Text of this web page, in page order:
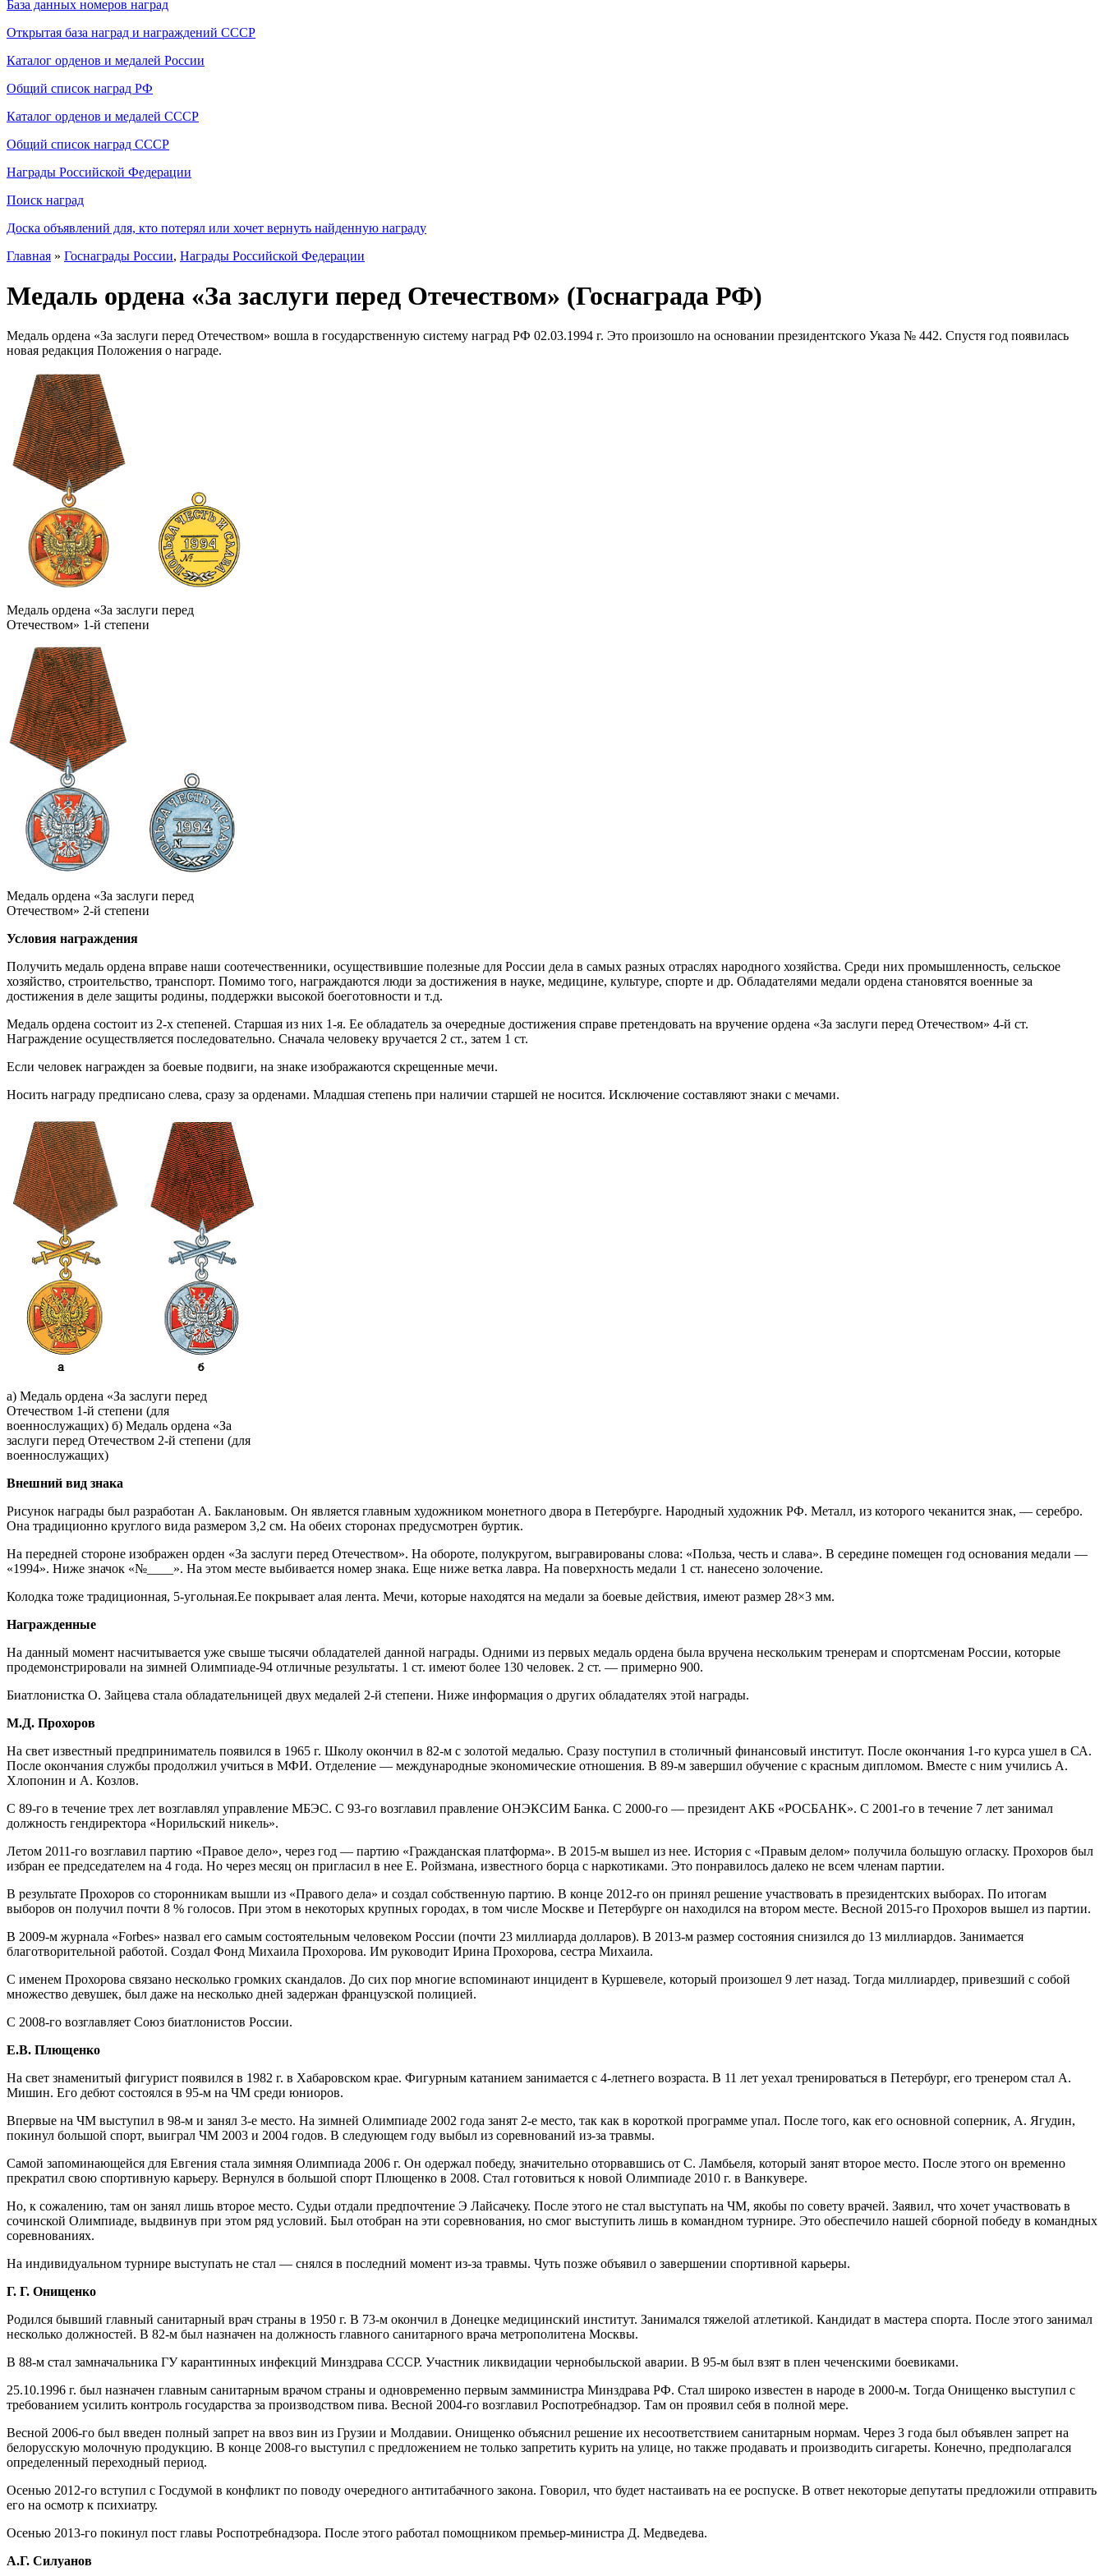
База данных номеров наград
Открытая база наград и награждений СССР
Каталог орденов и медалей России
Общий список наград РФ
Каталог орденов и медалей СССР
Общий список наград СССР
Награды Российской Федерации
Поиск наград
Доска объявлений для, кто потерял или хочет вернуть найденную награду
Главная » Госнаграды России, Награды Российской Федерации
Медаль ордена «За заслуги перед Отечеством» (Госнаграда РФ)
Медаль ордена «За заслуги перед Отечеством» вошла в государственную систему наград РФ 02.03.1994 г. Это произошло на основании президентского Указа № 442. Спустя год появилась
новая редакция Положения о награде.
Медаль ордена «За заслуги перед
Отечеством» 1-й степени
Медаль ордена «За заслуги перед
Отечеством» 2-й степени
Условия награждения
Получить медаль ордена вправе наши соотечественники, осуществившие полезные для России дела в самых разных отраслях народного хозяйства. Среди них промышленность, сельское
хозяйство, строительство, транспорт. Помимо того, награждаются люди за достижения в науке, медицине, культуре, спорте и др. Обладателями медали ордена становятся военные за
достижения в деле защиты родины, поддержки высокой боеготовности и т.д.
Медаль ордена состоит из 2-х степеней. Старшая из них 1-я. Ее обладатель за очередные достижения справе претендовать на вручение ордена «За заслуги перед Отечеством» 4-й ст.
Награждение осуществляется последовательно. Сначала человеку вручается 2 ст., затем 1 ст.
Если человек награжден за боевые подвиги, на знаке изображаются скрещенные мечи.
Носить награду предписано слева, сразу за орденами. Младшая степень при наличии старшей не носится. Исключение составляют знаки с мечами.
а) Медаль ордена «За заслуги перед
Отечеством 1-й степени (для
военнослужащих) б) Медаль ордена «За
заслуги перед Отечеством 2-й степени (для
военнослужащих)
Внешний вид знака
Рисунок награды был разработан А. Баклановым. Он является главным художником монетного двора в Петербурге. Народный художник РФ. Металл, из которого чеканится знак, — серебро.
Она традиционно круглого вида размером 3,2 см. На обеих сторонах предусмотрен буртик.
На передней стороне изображен орден «За заслуги перед Отечеством». На обороте, полукругом, выгравированы слова: «Польза, честь и слава». В середине помещен год основания медали —
«1994». Ниже значок «№____». На этом месте выбивается номер знака. Еще ниже ветка лавра. На поверхность медали 1 ст. нанесено золочение.
Колодка тоже традиционная, 5-угольная.Ее покрывает алая лента. Мечи, которые находятся на медали за боевые действия, имеют размер 28×3 мм.
Награжденные
На данный момент насчитывается уже свыше тысячи обладателей данной награды. Одними из первых медаль ордена была вручена нескольким тренерам и спортсменам России, которые
продемонстрировали на зимней Олимпиаде-94 отличные результаты. 1 ст. имеют более 130 человек. 2 ст. — примерно 900.
Биатлонистка О. Зайцева стала обладательницей двух медалей 2-й степени. Ниже информация о других обладателях этой награды.
М.Д. Прохоров
На свет известный предприниматель появился в 1965 г. Школу окончил в 82-м с золотой медалью. Сразу поступил в столичный финансовый институт. После окончания 1-го курса ушел в СА.
После окончания службы продолжил учиться в МФИ. Отделение — международные экономические отношения. В 89-м завершил обучение с красным дипломом. Вместе с ним учились А.
Хлопонин и А. Козлов.
С 89-го в течение трех лет возглавлял управление МБЭС. С 93-го возглавил правление ОНЭКСИМ Банка. С 2000-го — президент АКБ «РОСБАНК». С 2001-го в течение 7 лет занимал
должность гендиректора «Норильский никель».
Летом 2011-го возглавил партию «Правое дело», через год — партию «Гражданская платформа». В 2015-м вышел из нее. История с «Правым делом» получила большую огласку. Прохоров был
избран ее председателем на 4 года. Но через месяц он пригласил в нее Е. Ройзмана, известного борца с наркотиками. Это понравилось далеко не всем членам партии.
В результате Прохоров со сторонникам вышли из «Правого дела» и создал собственную партию. В конце 2012-го он принял решение участвовать в президентских выборах. По итогам
выборов он получил почти 8 % голосов. При этом в некоторых крупных городах, в том числе Москве и Петербурге он находился на втором месте. Весной 2015-го Прохоров вышел из партии.
В 2009-м журнала «Forbes» назвал его самым состоятельным человеком России (почти 23 миллиарда долларов). В 2013-м размер состояния снизился до 13 миллиардов. Занимается
благотворительной работой. Создал Фонд Михаила Прохорова. Им руководит Ирина Прохорова, сестра Михаила.
С именем Прохорова связано несколько громких скандалов. До сих пор многие вспоминают инцидент в Куршевеле, который произошел 9 лет назад. Тогда миллиардер, привезший с собой
множество девушек, был даже на несколько дней задержан французской полицией.
С 2008-го возглавляет Союз биатлонистов России.
Е.В. Плющенко
На свет знаменитый фигурист появился в 1982 г. в Хабаровском крае. Фигурным катанием занимается с 4-летнего возраста. В 11 лет уехал тренироваться в Петербург, его тренером стал А.
Мишин. Его дебют состоялся в 95-м на ЧМ среди юниоров.
Впервые на ЧМ выступил в 98-м и занял 3-е место. На зимней Олимпиаде 2002 года занят 2-е место, так как в короткой программе упал. После того, как его основной соперник, А. Ягудин,
покинул большой спорт, выиграл ЧМ 2003 и 2004 годов. В следующем году выбыл из соревнований из-за травмы.
Самой запоминающейся для Евгения стала зимняя Олимпиада 2006 г. Он одержал победу, значительно оторвавшись от С. Ламбьеля, который занят второе место. После этого он временно
прекратил свою спортивную карьеру. Вернулся в большой спорт Плющенко в 2008. Стал готовиться к новой Олимпиаде 2010 г. в Ванкувере.
Но, к сожалению, там он занял лишь второе место. Судьи отдали предпочтение Э Лайсачеку. После этого не стал выступать на ЧМ, якобы по совету врачей. Заявил, что хочет участвовать в
сочинской Олимпиаде, выдвинув при этом ряд условий. Был отобран на эти соревнования, но смог выступить лишь в командном турнире. Это обеспечило нашей сборной победу в командных
соревнованиях.
На индивидуальном турнире выступать не стал — снялся в последний момент из-за травмы. Чуть позже объявил о завершении спортивной карьеры.
Г. Г. Онищенко
Родился бывший главный санитарный врач страны в 1950 г. В 73-м окончил в Донецке медицинский институт. Занимался тяжелой атлетикой. Кандидат в мастера спорта. После этого занимал
несколько должностей. В 82-м был назначен на должность главного санитарного врача метрополитена Москвы.
В 88-м стал замначальника ГУ карантинных инфекций Минздрава СССР. Участник ликвидации чернобыльской аварии. В 95-м был взят в плен чеченскими боевиками.
25.10.1996 г. был назначен главным санитарным врачом страны и одновременно первым замминистра Минздрава РФ. Стал широко известен в народе в 2000-м. Тогда Онищенко выступил с
требованием усилить контроль государства за производством пива. Весной 2004-го возглавил Роспотребнадзор. Там он проявил себя в полной мере.
Весной 2006-го был введен полный запрет на ввоз вин из Грузии и Молдавии. Онищенко объяснил решение их несоответствием санитарным нормам. Через 3 года был объявлен запрет на
белорусскую молочную продукцию. В конце 2008-го выступил с предложением не только запретить курить на улице, но также продавать и производить сигареты. Конечно, предполагался
определенный переходный период.
Осенью 2012-го вступил с Госдумой в конфликт по поводу очередного антитабачного закона. Говорил, что будет настаивать на ее роспуске. В ответ некоторые депутаты предложили отправить
его на осмотр к психиатру.
Осенью 2013-го покинул пост главы Роспотребнадзора. После этого работал помощником премьер-министра Д. Медведева.
А.Г. Силуанов